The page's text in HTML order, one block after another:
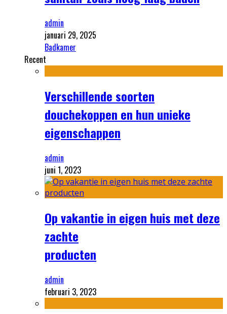
admin
januari 29, 2025
Badkamer
Recent
Verschillende soorten
douchekoppen en hun unieke
eigenschappen
admin
juni 1, 2023
Op vakantie in eigen huis met deze
zachte
producten
admin
februari 3, 2023